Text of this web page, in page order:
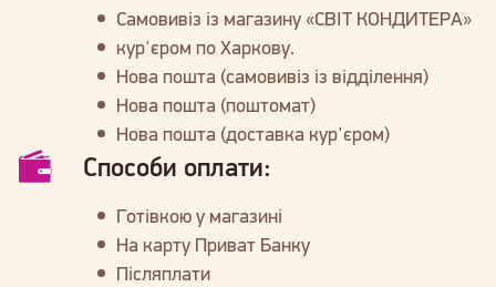
Самовивіз із магазину «СВІТ КОНДИТЕРА»
кур'єром по Харкову.
Нова пошта (самовивіз із відділення)
Нова пошта (поштомат)
Нова пошта (доставка кур'єром)
Способи оплати:
Готівкою у магазині
На карту Приват Банку
Післяплати